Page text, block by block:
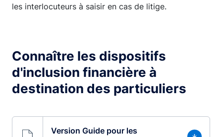
les interlocuteurs à saisir en cas de litige.
Connaître les dispositifs
d'inclusion financière à
destination des particuliers
Version Guide pour les